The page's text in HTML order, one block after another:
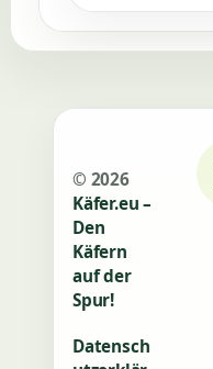
© 2026
Käfer.eu –
Den
Käfern
auf der
Spur!
Datensch